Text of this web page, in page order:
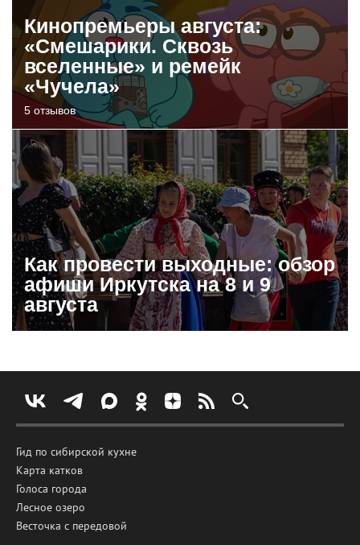
Кинопремьеры августа:
«Смешарики. Сквозь
вселенные» и ремейк
«Чучела»
5 отзывов
Как провести выходные: обзор
афиши Иркутска на 8 и 9
августа
Гид по сибирской кухне
Карта катков
Голоса города
Лесное озеро
Весточка с передовой